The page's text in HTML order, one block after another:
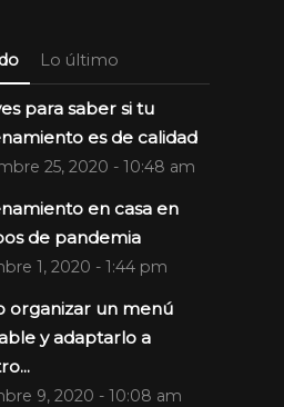
Lo último
para saber si tu
es de calidad
25, 2020 - 10:48 am
en casa en
de pandemia
1, 2020 - 1:44 pm
organizar un menú
y adaptarlo a
9, 2020 - 10:08 am